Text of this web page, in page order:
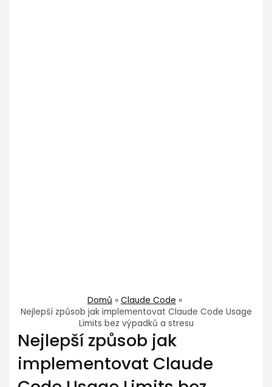
Domů
Claude Code
Nejlepší způsob jak implementovat Claude Code Usage
Limits bez výpadků a stresu
Nejlepší způsob jak
implementovat Claude